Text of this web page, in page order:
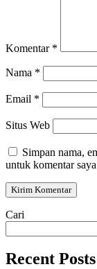
Komentar *
Nama *
Email *
Situs Web
Simpan nama,
untuk komentar
Cari
Recent Posts